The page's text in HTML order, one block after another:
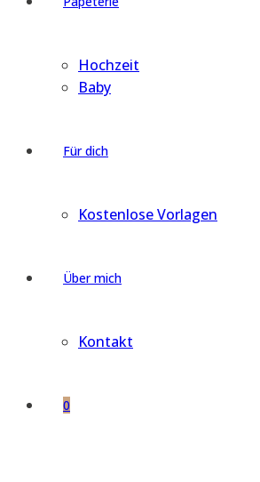
Hochzeit
Baby
Für dich
Kostenlose Vorlagen
Über mich
Kontakt
0